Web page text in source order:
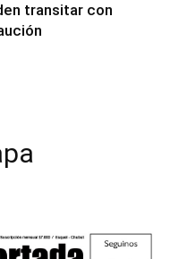
transitar con